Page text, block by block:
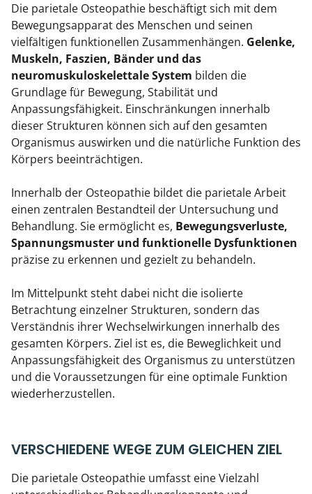
Die parietale Osteopathie beschäftigt sich mit dem
Bewegungsapparat des Menschen und seinen
vielfältigen funktionellen Zusammenhängen. Gelenke,
Muskeln, Faszien, Bänder und das
neuromuskuloskelettale System bilden die
Grundlage für Bewegung, Stabilität und
Anpassungsfähigkeit. Einschränkungen innerhalb
dieser Strukturen können sich auf den gesamten
Organismus auswirken und die natürliche Funktion des
Körpers beeinträchtigen.
Innerhalb der Osteopathie bildet die parietale Arbeit
einen zentralen Bestandteil der Untersuchung und
Behandlung. Sie ermöglicht es, Bewegungsverluste,
Spannungsmuster und funktionelle Dysfunktionen
präzise zu erkennen und gezielt zu behandeln.
Im Mittelpunkt steht dabei nicht die isolierte
Betrachtung einzelner Strukturen, sondern das
Verständnis ihrer Wechselwirkungen innerhalb des
gesamten Körpers. Ziel ist es, die Beweglichkeit und
Anpassungsfähigkeit des Organismus zu unterstützen
und die Voraussetzungen für eine optimale Funktion
wiederherzustellen.
VERSCHIEDENE WEGE ZUM GLEICHEN ZIEL
Die parietale Osteopathie umfasst eine Vielzahl
Postgraduate- & Spezialkurse
Kiefergelenkkurse
CranioSacrale Ausbildung
Human Reset Week
Kursorte mit Kursangeboten